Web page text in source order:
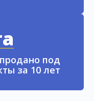
под
за 10 лет